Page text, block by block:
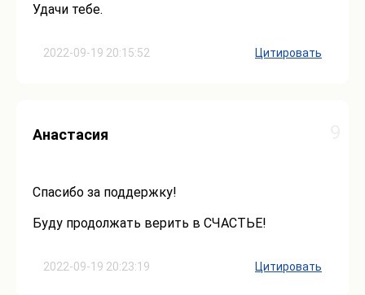
2022-09-19 20:15:52
Удачи тебе.
Цитировать
2022-09-19 20:23:19
Анастасия
Спасибо за поддержку!
Буду продолжать верить в СЧАСТЬЕ!
Цитировать